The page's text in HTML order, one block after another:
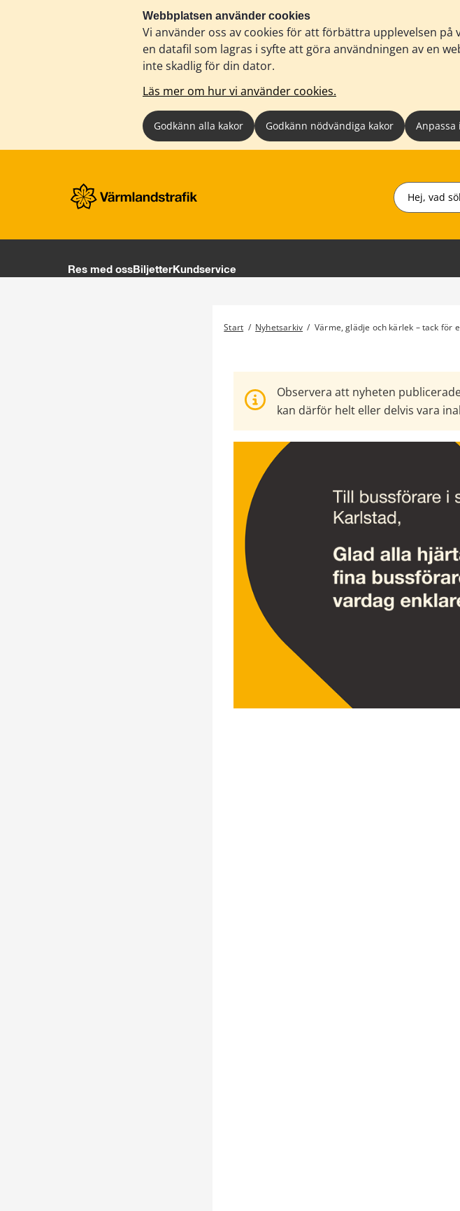
Webbplatsen använder cookies
Vi använder oss av cookies för att förbättra upplevelsen på
en datafil som lagras i syfte att göra användningen av en
inte skadlig för din dator.
Läs mer om hur vi använder cookies.
Godkänn alla kakor Godkänn nödvändiga kakor
Sök
Res med ossBiljetterKundservice
Start / Nyhetsarkiv / Värme, glädje och kärlek – tack för
Observera att nyheten
kan därför helt eller delvis vara